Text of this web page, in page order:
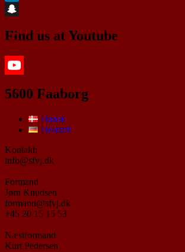
LinkedIn
Find us at Youtube
5600 Faaborg
Dansk
Deutsch
Kontakt:
info@sfvj.dk
Formand
Jørn Knudsen
formand@sfvj.dk
+45 20 15 15 53
Næstformand
Kurt Pedersen